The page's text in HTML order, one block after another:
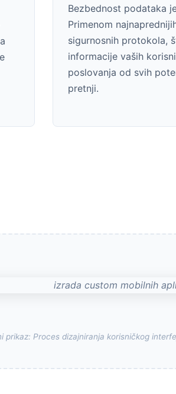
Bezbednost podataka
Primenom
sigurnosnih protokola,
informacije vaših
poslovanja od svih
pretnji.
prikaz: Proces dizajniranja korisničkog